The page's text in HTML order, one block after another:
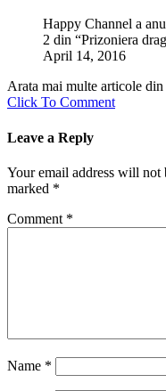
Happy Channel a
2 din “Prizoniera
April 14, 2016
Arata mai multe articole din
Click To Comment
Leave a Reply
Your email address will not
marked *
Comment *
Name *